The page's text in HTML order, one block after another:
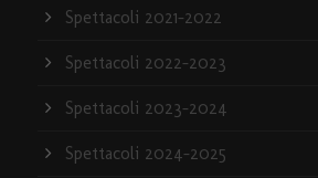
Spettacoli 2021-2022
Spettacoli 2022-2023
Spettacoli 2023-2024
Spettacoli 2024-2025